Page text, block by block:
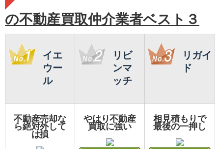
の不動産買取仲介業者ベスト３
イエ
ウー
ル
リビ
ンマ
ッチ
リガイ
ド
不動産売却な
ら絶対外して
は損
やはり不動産
買取に強い
相見積もりで
最後の一押し